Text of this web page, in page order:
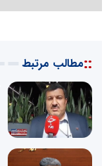
::مطالب مرتبط